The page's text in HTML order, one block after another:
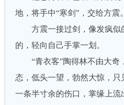
地，将手中“寒剑”，交给方震。
方震一接过剑，像发疯似
的，轻向自己手掌一划。
“青衣客”陶得林不由大奇
态，低头一望，勃然大惊，
一条半寸余的伤口，掌缘上流